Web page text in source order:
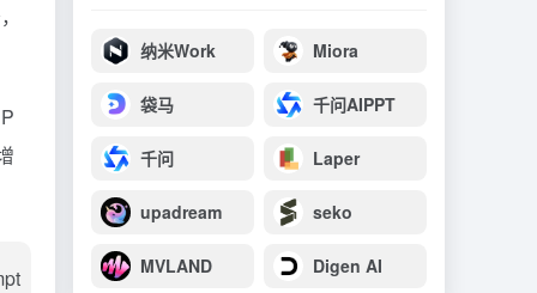
纳米Work Miora
袋马 千问AIPPT
千问 Laper
upadream seko
MVLAND Digen AI